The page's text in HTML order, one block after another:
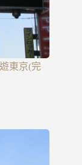
東京(完